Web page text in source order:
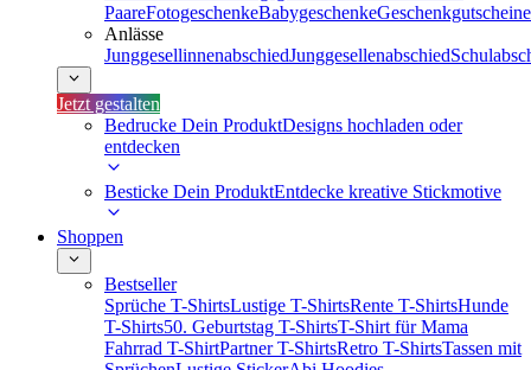
PaareFotogeschenkeBabygeschenkeGeschenkgutscheine
Anlässe
JunggesellinnenabschiedJunggesellenabschied
Jetzt gestalten
Bedrucke Dein ProduktDesigns hochladen oder
entdecken
Besticke Dein ProduktEntdecke kreative Stickmotive
Shoppen
Bestseller
Sprüche T-ShirtsLustige T-ShirtsRente T-ShirtsHunde
T-Shirts50. Geburtstag T-ShirtsT-Shirt für Mama
Fahrrad T-ShirtPartner T-ShirtsRetro T-ShirtsTassen mit